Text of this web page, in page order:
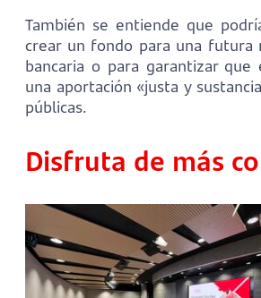
También se entiende que
crear un fondo para una futura
bancaria o para garantizar que
una aportación «justa y
públicas.
Disfruta de más